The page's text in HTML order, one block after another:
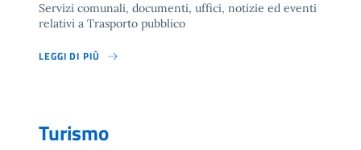
Servizi comunali, documenti, uffici, notizie ed eventi
relativi a Trasporto pubblico
LEGGI DI PIÙ
Turismo